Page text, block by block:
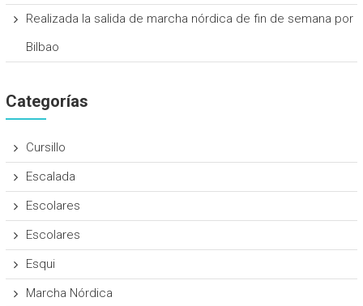
Realizada la salida de marcha nórdica de fin de semana por
Bilbao
Categorías
Cursillo
Escalada
Escolares
Escolares
Esqui
Marcha Nórdica